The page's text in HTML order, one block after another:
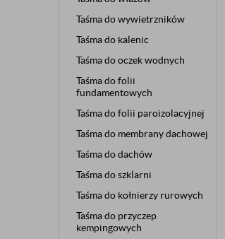
Taśma do wywietrzników
Taśma do kalenic
Taśma do oczek wodnych
Taśma do folii
fundamentowych
Taśma do folii paroizolacyjnej
Taśma do membrany dachowej
Taśma do dachów
Taśma do szklarni
Taśma do kołnierzy rurowych
Taśma do przyczep
kempingowych